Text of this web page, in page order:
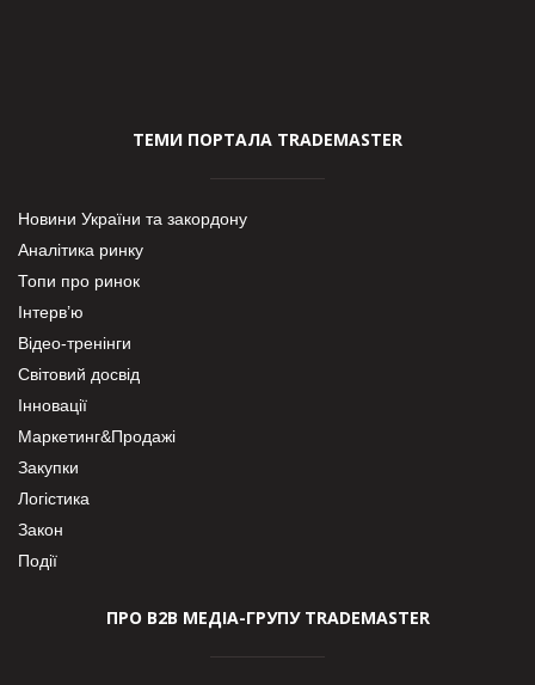
ТЕМИ ПОРТАЛА TRADEMASTER
Новини України та закордону
Аналітика ринку
Топи про ринок
Інтерв’ю
Відео-тренінги
Світовий досвід
Інновації
Маркетинг&Продажі
Закупки
Логістика
Закон
Події
ПРО В2В МЕДІА-ГРУПУ TRADEMASTER